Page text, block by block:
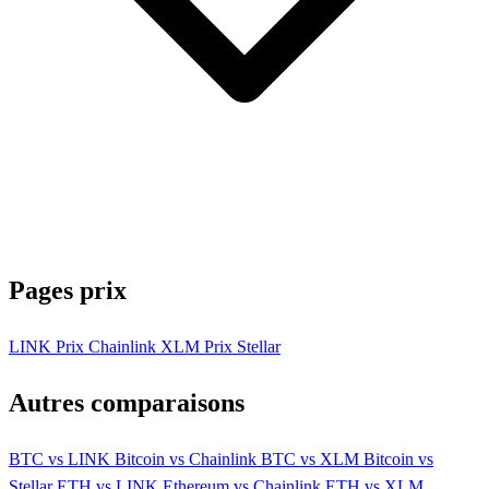
Pages prix
LINK Prix Chainlink XLM Prix Stellar
Autres comparaisons
BTC vs LINK Bitcoin vs Chainlink BTC vs XLM Bitcoin vs